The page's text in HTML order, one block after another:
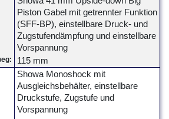
Piston Gabel mit getrennter Funktion
(SFF-BP), einstellbare Druck- und
Zugstufendämpfung und einstellbare
Vorspannung
115 mm
Showa Monoshock mit
Ausgleichsbehälter, einstellbare
Druckstufe, Zugstufe und
Vorspannung